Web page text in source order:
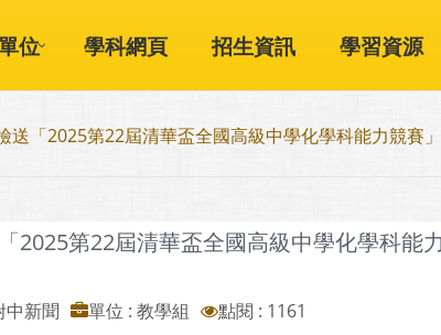
位 學科網頁 招生資訊 學習資源
送「2025第22屆清華盃全國高級中學化學科能力競賽
2025第22屆清華盃全國高級中學化學科能
中新聞 單位 : 教學組
點閱 : 1161